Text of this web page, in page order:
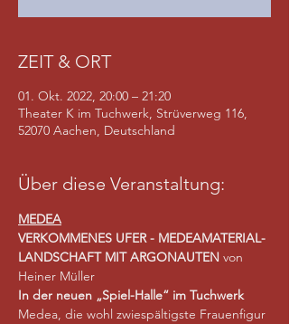
ZEIT & ORT
01. Okt. 2022, 20:00 – 21:20
Theater K im Tuchwerk, Strüverweg 116,
52070 Aachen, Deutschland
Über diese Veranstaltung:
MEDEA
VERKOMMENES UFER - MEDEAMATERIAL-
LANDSCHAFT MIT ARGONAUTEN von
Heiner Müller
In der neuen „Spiel-Halle“ im Tuchwerk
Medea, die wohl zwiespältigste Frauenfigur